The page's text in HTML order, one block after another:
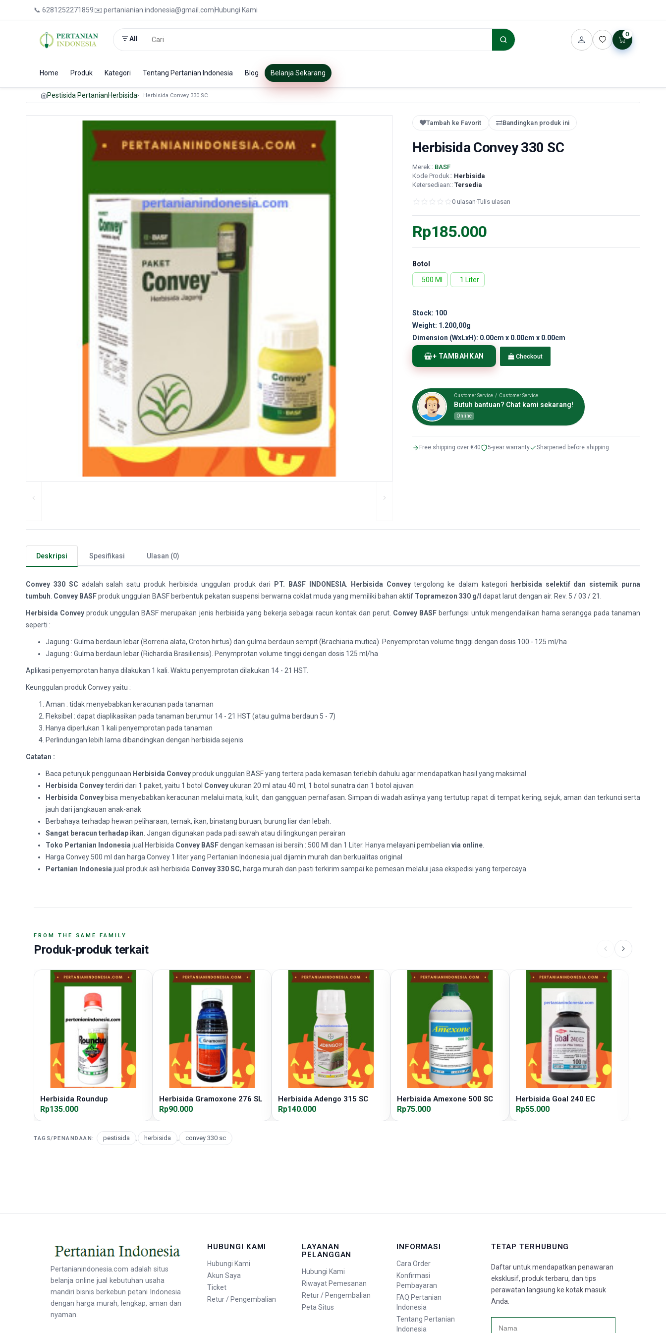
📞 6281252271859✉️ pertanianian.indonesia@gmail.com Hubungi Kami
All
0
Home Produk Kategori Tentang Pertanian Indonesia Blog Belanja Sekarang
Pestisida PertanianHerbisida Herbisida Convey 330 SC
Tambah ke Favorit Bandingkan produk ini
Herbisida Convey 330 SC
Merek:: BASF
Kode Produk:: Herbisida
Ketersediaan:: Tersedia
0 ulasan Tulis ulasan
Rp185.000
Botol
500 Ml
1 Liter
Stock: 100
Weight: 1.200,00g
Dimension (WxLxH): 0.00cm x 0.00cm x 0.00cm
+ TAMBAHKAN Checkout
Customer Service / Customer Service
Butuh bantuan? Chat kami sekarang!
Online
Free shipping over €40 5-year warranty Sharpened before shipping
Deskripsi Spesifikasi Ulasan (0)
Convey 330 SC adalah salah satu produk herbisida unggulan produk dari PT. BASF INDONESIA. Herbisida Conveytergolong ke dalam kategori
herbisida selektif dan sistemik purna
tumbuh Convey BASFproduk unggulan BASF berbentuk pekatan suspensi berwarna coklat muda yang memiliki bahan aktif Topramezon 330 g/l dapat larut dengan air. Rev. 5 / 03 / 21.
Herbisida Convey produk unggulan BASF merupakan jenis herbisida yang bekerja sebagai racun kontak dan perut. Convey BASF berfungsi untuk mengendalikan hama serangga pada tanaman
seperti :
Jagung : Gulma berdaun lebar (Borreria alata, Croton hirtus) dan gulma berdaun sempit (Brachiaria mutica). Penyemprotan volume tinggi dengan dosis 100 - 125 ml/ha
Jagung : Gulma berdaun lebar (Richardia Brasiliensis). Penymprotan volume tinggi dengan dosis 125 ml/ha
Aplikasi penyemprotan hanya dilakukan 1 kali. Waktu penyemprotan dilakukan 14 - 21 HST.
Keunggulan produk Convey yaitu :
Aman : tidak menyebabkan keracunan pada tanaman
Fleksibel : dapat diaplikasikan pada tanaman berumur 14 - 21 HST (atau gulma berdaun 5 - 7)
Hanya diperlukan 1 kali penyemprotan pada tanaman
Perlindungan lebih lama dibandingkan dengan herbisida sejenis
Catatan :
Baca petunjuk penggunaan Herbisida Conveyproduk unggulan BASF yang tertera pada kemasan terlebih dahulu agar mendapatkan hasil yang maksimal
Herbisida Conveyterdiri dari 1 paket, yaitu 1 botol Conveyukuran 20 ml atau 40 ml, 1 botol sunatra dan 1 botol ajuvan
Herbisida Convey bisa menyebabkan keracunan melalui mata, kulit, dan gangguan pernafasan. Simpan di wadah aslinya yang tertutup rapat di tempat kering, sejuk, aman dan terkunci serta
jauh dari jangkauan anak-anak
Berbahaya terhadap hewan peliharaan, ternak, ikan, binatang buruan, burung liar dan lebah.
Sangat beracun terhadap ikan . Jangan digunakan pada padi sawah atau di lingkungan perairan
Toko Pertanian Indonesia jual Herbisida Convey BASFdengan kemasan isi bersih : 500 Ml dan 1 Liter. Hanya melayani pembelian via online
Harga Convey 500 ml dan harga Convey 1 liter yang Pertanian Indonesia jual dijamin murah dan berkualitas original
Pertanian Indonesia jual produk asli herbisida Convey 330 SC, harga murah dan pasti terkirim sampai ke pemesan melalui jasa ekspedisi yang terpercaya.
FROM THE SAME FAMILY
Produk-produk terkait
Herbisida Roundup
Rp135.000
Herbisida Gramoxone 276 SL
Rp90.000
Herbisida Adengo 315 SC
Rp140.000
Herbisida Amexone 500 SC
Rp75.000
Herbisida Goal 240 EC
Rp55.000
TAGS/PENANDAAN: pestisida , herbisida , convey 330 sc
Pertanianindonesia.com adalah situs
belanja online jual kebutuhan usaha
mandiri bisnis berkebun petani Indonesia
dengan harga murah, lengkap, aman dan
nyaman.
HUBUNGI KAMI
Hubungi Kami
Akun Saya
Ticket
Retur / Pengembalian
LAYANAN
PELANGGAN
Hubungi Kami
Riwayat Pemesanan
Retur / Pengembalian
Peta Situs
INFORMASI
Cara Order
Konfirmasi
Pembayaran
FAQ Pertanian
Indonesia
Tentang Pertanian
Indonesia
TETAP TERHUBUNG
Daftar untuk mendapatkan penawaran
eksklusif, produk terbaru, dan tips
perawatan langsung ke kotak masuk
Anda.